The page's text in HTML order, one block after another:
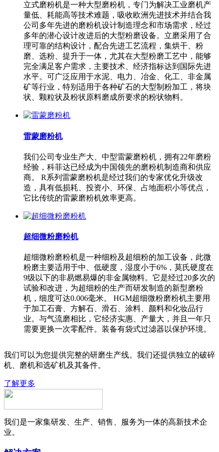
立式磨粉机是一种大型磨粉机，专门为解决工业磨机产
量低、耗能高等技术难题，吸收欧洲先进技术并结合我
公司多年先进的磨粉机设计制造理念和市场需求，经过
多年的潜心设计改进后的大型粉磨设备。立磨采用了合
理可靠的结构设计，配合先进工艺流程，集烘干、粉
磨、选粉、提升于一体，尤其在大型粉磨工艺中，能够
完全满足客户需求，主要技术、经济指标达到国际先进
水平。可广泛应用于水泥、电力、冶金、化工、非金属
矿等行业，特别适用于各种矿石的大型制粉加工，将块
状、颗粒状及粉状原料磨成所要求的粉状物料。
雷蒙磨粉机
我们公司专业生产大、中型雷蒙磨粉机，拥有22年磨粉
经验，科菲达已经成为中国领先的磨粉机制造商和供应
商。 R系列雷蒙磨粉机是经过我们的专家优化升级改
造，具有低损耗、投资小、环保、占地面积小等优点，
它比传统的雷蒙磨粉机效率更高。
超细微粉磨粉机
超细微粉磨粉机是一种细粉及超细粉的加工设备，此微
粉磨主要适用于中、低硬度，湿度小于6%，莫氏硬度在
9级以下的非易燃易爆的非金属物料。它是经过20多次的
试验和改进，为超细粉的生产而研发制造的新型磨粉
机，细度可达0.006毫米。 HGM超细微粉磨粉机主要用
于加工石膏、方解石、滑石、涂料、颜料和化妆品行
业。与气流磨相比，它经济实惠、产量大，并且一年只
需要更换一次零配件。装备有袋式过滤器以保护环境。
我们可以为您提供完整的研磨生产线。我们还提供独立的破碎
机、磨机和选矿机及其备件。
了解更多
我们是一家集研发、生产、销售、服务为一体的高新技术企
业。